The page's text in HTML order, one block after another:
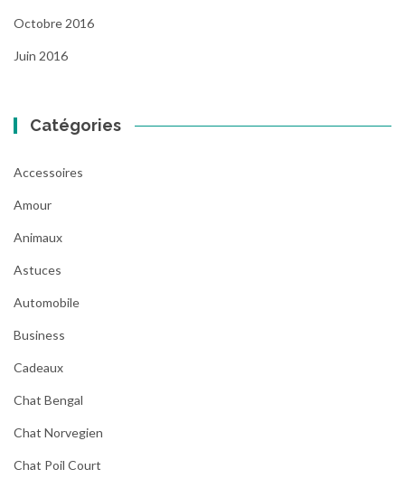
Octobre 2016
Juin 2016
Catégories
Accessoires
Amour
Animaux
Astuces
Automobile
Business
Cadeaux
Chat Bengal
Chat Norvegien
Chat Poil Court